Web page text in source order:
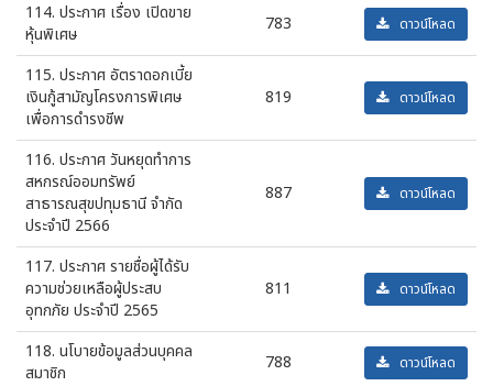
114. ประกาศ เรื่อง เปิดขาย
หุ้นพิเศษ
783 ดาวน์โหลด
115. ประกาศ อัตราดอกเบี้ย
เงินกู้สามัญโครงการพิเศษ
เพื่อการดำรงชีพ
819 ดาวน์โหลด
116. ประกาศ วันหยุดทำการ
สหกรณ์ออมทรัพย์
สาธารณสุขปทุมธานี จำกัด
ประจำปี 2566
887 ดาวน์โหลด
117. ประกาศ รายชื่อผู้ได้รับ
ความช่วยเหลือผู้ประสบ
อุทกภัย ประจำปี 2565
811 ดาวน์โหลด
118. นโบายข้อมูลส่วนบุคคล
สมาชิก
788 ดาวน์โหลด